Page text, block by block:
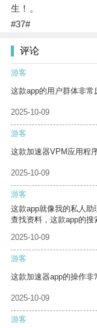
生！。
#37#
评论
游客
这款app的用户群体非常
2025-10-09
游客
这款加速器VPM应用程
2025-10-09
游客
这款app就像我的私人
查找资料，这款app的搜
2025-10-09
游客
这款加速器app的操作非
2025-10-09
游客